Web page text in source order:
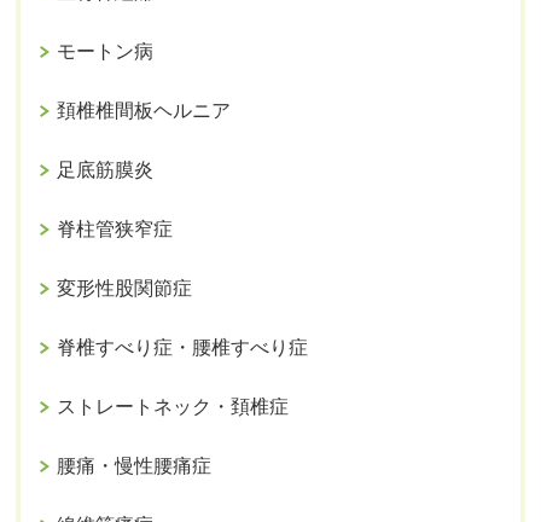
モートン病
頚椎椎間板ヘルニア
足底筋膜炎
脊柱管狭窄症
変形性股関節症
脊椎すべり症・腰椎すべり症
ストレートネック・頚椎症
腰痛・慢性腰痛症